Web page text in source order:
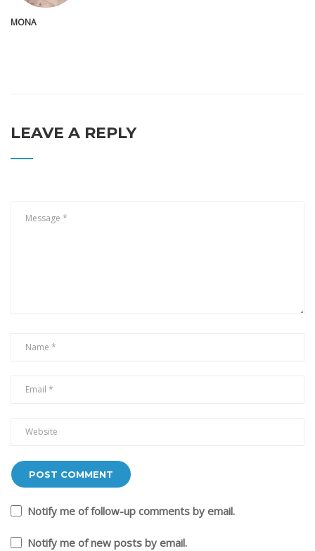
MONA
LEAVE A REPLY
Notify me of follow-up comments by email.
Notify me of new posts by email.